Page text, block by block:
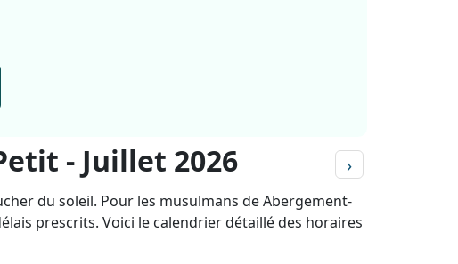
- Juillet 2026 ›
du soleil. Pour les musulmans de Abergement-
prescrits. Voici le calendrier détaillé des horaires